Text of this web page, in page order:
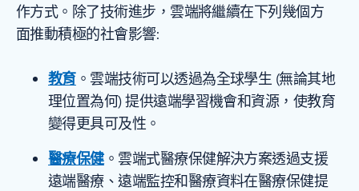
作方式。除了技術進步，雲端將繼續在下列幾個方
面推動積極的社會影響:
教育。雲端技術可以透過為全球學生 (無論其地
理位置為何) 提供遠端學習機會和資源，使教育
變得更具可及性。
醫療保健。雲端式醫療保健解決方案透過支援
遠端醫療、遠端監控和醫療資料在醫療保健提